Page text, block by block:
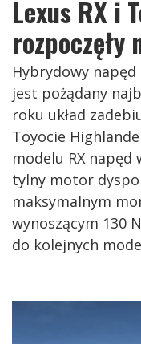
Lexus RX i
rozpoczęły
Hybrydowy
jest pożądany
roku układ
Toyocie
modelu RX napęd
tylny motor
maksymalnym
wynoszącym 130
do kolejnych